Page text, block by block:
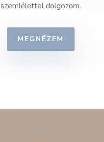
szemlélettel dolgozom.
MEGNÉZEM